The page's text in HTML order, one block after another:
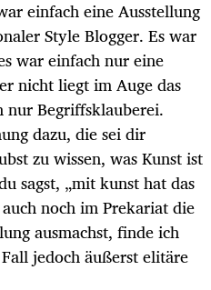
einfach eine Ausstellung
Style Blogger. Es war
war einfach nur eine
nicht liegt im Auge das
nur Begriffsklauberei.
dazu, die sei dir
zu wissen, was Kunst ist
sagst, „mit kunst hat das
noch im Prekariat die
ausmachst, finde ich
jedoch äußerst elitäre